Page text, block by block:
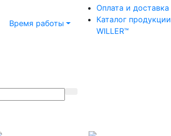
Время работы
Оплата и доставка
Каталог продукции
WILLER™